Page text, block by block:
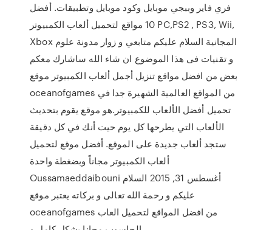
فري فاير وببجي موبايل وكود موبايل وتطبيقات. أفضل
10 مواقع لتحميل ألعاب الكمبيوتر PC,PS2 , PS3, Wii,
Xbox المجانية السلام عليكم متابعي و زوار مدونة علوم
و تقنيات فى هذا الموضوع ان شاء الله ساشارك معكم
بعض من افضل مواقع تنزيل أجمل ألعاب الكمبيوتر موقع
oceanofgames من المواقع العالمية الشهيرة جدا في
تحميل أفضل الألعاب للكمبيوتر.هو موقع يقوم بتحديث
الألعاب التي يطرحها كل يوم حيت أنك في كل دقيقة
ستجد ألعاب جديدة على الموقع. أفضل موقع لتحميل
ألعاب الكمبيوتر مجاناً وبضغطة واحدة
Oussamaeddaibouni أغسطس 31, 2015 السلام
عليكم و رحمة الله تعالى و بركاته يعتبر موقع
oceanofgames من افضل المواقع لتحميل العاب